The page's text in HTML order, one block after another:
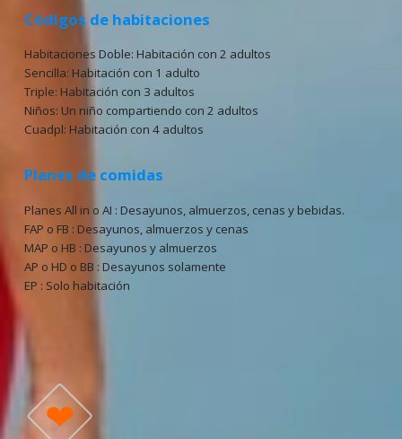
Códigos de habitaciones
Habitaciones Doble: Habitación con 2 adultos
Sencilla: Habitación con 1 adulto
Triple: Habitación con 3 adultos
Niños: Un niño compartiendo con 2 adultos
Cuadpl: Habitación con 4 adultos
Planes de comidas
Planes All in o AI : Desayunos, almuerzos, cenas y bebidas.
FAP o FB : Desayunos, almuerzos y cenas
MAP o HB : Desayunos y almuerzos
AP o HD o BB : Desayunos solamente
EP : Solo habitación
❤